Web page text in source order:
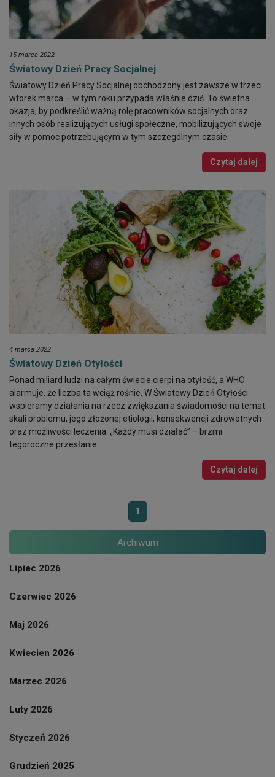
15 marca 2022
Światowy Dzień Pracy Socjalnej
Światowy Dzień Pracy Socjalnej obchodzony jest zawsze w trzeci
wtorek marca – w tym roku przypada właśnie dziś. To świetna
okazja, by podkreślić ważną rolę pracowników socjalnych oraz
innych osób realizujących usługi społeczne, mobilizujących swoje
siły w pomoc potrzebującym w tym szczególnym czasie.
Czytaj dalej
4 marca 2022
Światowy Dzień Otyłości
Ponad miliard ludzi na całym świecie cierpi na otyłość, a WHO
alarmuje, że liczba ta wciąż rośnie. W Światowy Dzień Otyłości
wspieramy działania na rzecz zwiększania świadomości na temat
skali problemu, jego złożonej etiologii, konsekwencji zdrowotnych
oraz możliwości leczenia. „Każdy musi działać” – brzmi
tegoroczne przesłanie.
Czytaj dalej
1
Archiwum
Lipiec 2026
Czerwiec 2026
Maj 2026
Kwiecien 2026
Marzec 2026
Luty 2026
Styczeń 2026
Grudzień 2025